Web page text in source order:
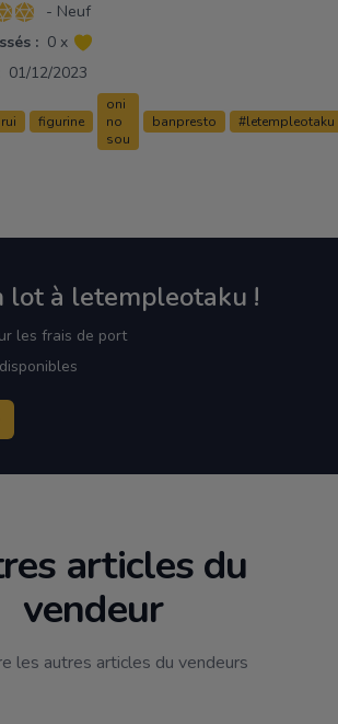
- Neuf
: 0 x
01/12/2023
rui figurine
oni
no
sou
banpresto #letempleotaku
lot à letempleotaku !
les frais de port
articles du
vendeur
les autres articles du vendeurs